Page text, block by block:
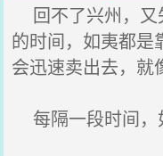
回不了兴州，又
的时间，如夷都是
会迅速卖出去，就
每隔一段时间，